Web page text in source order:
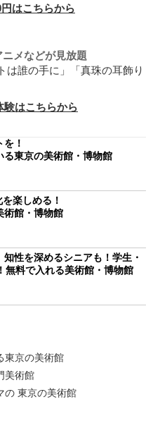
はこちらから
メなどが見放題
は誰の手に」「真珠の耳飾り
はこちらから
！
る東京の美術館・博物館
楽しめる！
術館・博物館
性を深めるシニアも！学生・
無料で入れる美術館・博物館
東京の美術館
美術館
の 東京の美術館